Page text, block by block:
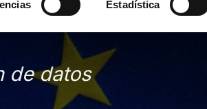
Estadística
de datos